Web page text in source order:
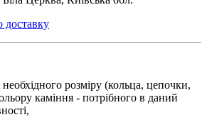
доставку
розміру (кольца, цепочки,
каміння - потрібного в даний